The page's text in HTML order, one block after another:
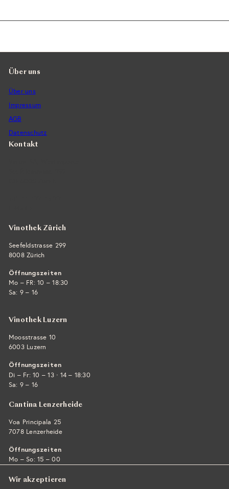
Über uns
Über uns
Impressum
AGB
Datenschutz
Kontakt
Vinothek Zürich
Seefeldstrasse 299
8008 Zürich
Öffnungszeiten
Mo – FR: 10 – 18:30
Sa: 9 – 16
Vinothek Luzern
Moosstrasse 10
6003 Luzern
Öffnungszeiten
Di – Fr: 10 – 13 · 14 – 18:30
Sa: 9 – 16
Cantina Lenzerheide
Voa Principala 25
7078 Lenzerheide
Öffnungszeiten
Mo – So: 15 – 00
Wir akzeptieren